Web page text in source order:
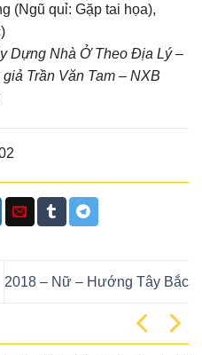
(Ngũ quỉ: Gặp tai họa),
Dựng Nhà Ở Theo Địa Lý –
Trần Văn Tam – NXB
2018 – Nữ – Hướng Tây Bắc